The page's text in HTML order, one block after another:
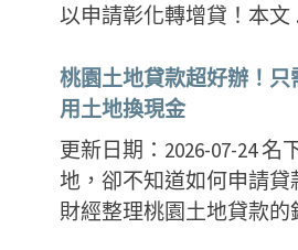
以申請彰化轉增貸！本
桃園土地貸款超好辦！只
用土地換現金
更新日期：2026-07-24 名
地，卻不知道如何申請貸
財經整理桃園土地貸款